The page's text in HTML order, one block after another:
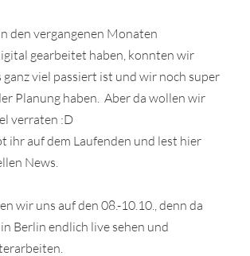
den vergangenen Monaten
gearbeitet haben, konnten wir
ganz viel passiert ist und wir noch super
Planung haben. Aber da wollen wir
verraten :D
ihr auf dem Laufenden und lest hier
News.
wir uns auf den 08.-10.10., denn da
Berlin endlich live sehen und